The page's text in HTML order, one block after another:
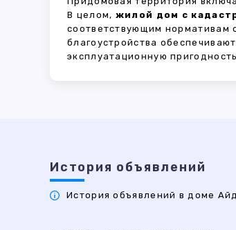
В целом, жилой дом с
соответствующим нормативам
благоустройства
эксплуатационную
История объявлений
История объявлений в доме